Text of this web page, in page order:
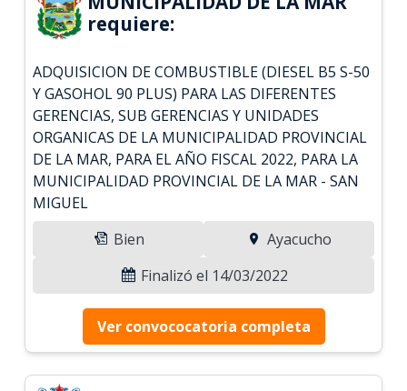
requiere:
ADQUISICION DE COMBUSTIBLE (DIESEL B5 S-50
Y GASOHOL 90 PLUS) PARA LAS DIFERENTES
GERENCIAS, SUB GERENCIAS Y UNIDADES
ORGANICAS DE LA MUNICIPALIDAD PROVINCIAL
DE LA MAR, PARA EL AÑO FISCAL 2022, PARA LA
MUNICIPALIDAD PROVINCIAL DE LA MAR - SAN
MIGUEL
Bien
Ayacucho
Finalizó el 14/03/2022
Ver convococatoria completa